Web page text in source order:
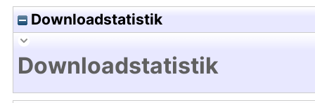
Downloadstatistik
Downloadstatistik